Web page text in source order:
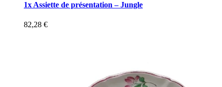
1x Assiette de présentation – Jungle
82,28 €